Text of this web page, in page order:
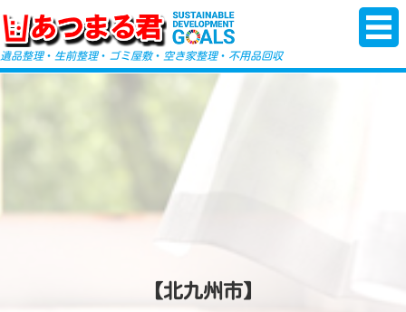
-->
遺品整理・ 生前整理・ ゴミ屋敷・ 空き家整理・ 不用品回収
【北九州市】